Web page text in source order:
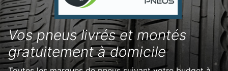
Vos pneus livrés et montés
gratuitement à domicile